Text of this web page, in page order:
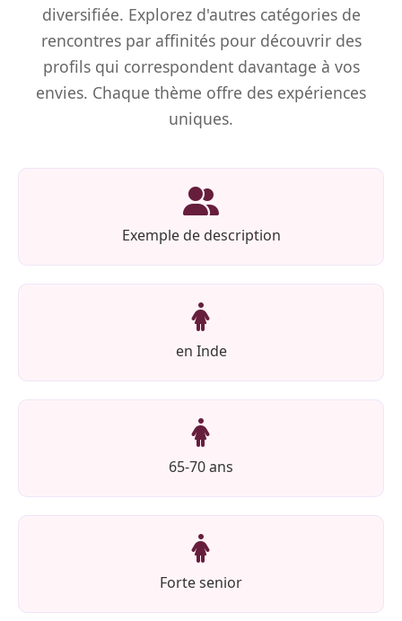
diversifiée. Explorez d'autres catégories de
rencontres par affinités pour découvrir des
profils qui correspondent davantage à vos
envies. Chaque thème offre des expériences
uniques.
Exemple de description
en Inde
65-70 ans
Forte senior